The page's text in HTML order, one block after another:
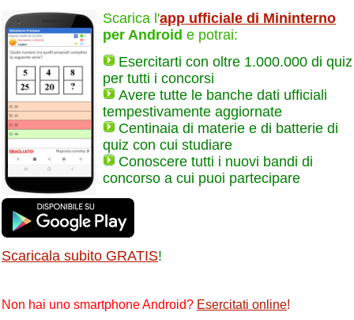
Scarica l'app ufficiale di Mininterno
per Android e potrai:
Esercitarti con oltre 1.000.000 di quiz
per tutti i concorsi
Avere tutte le banche dati ufficiali
tempestivamente aggiornate
Centinaia di materie e di batterie di
quiz con cui studiare
Conoscere tutti i nuovi bandi di
concorso a cui puoi partecipare
Scaricala subito GRATIS!
Non hai uno smartphone Android? Esercitati online!